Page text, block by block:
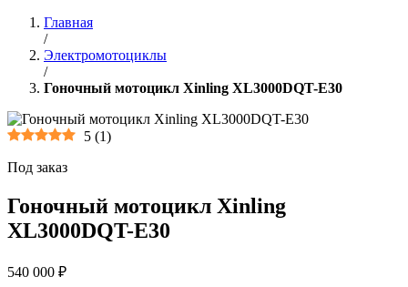
Главная
/
Электромотоциклы
/
Гоночный мотоцикл Xinling XL3000DQT-E30
5 (1)
Под заказ
Гоночный мотоцикл Xinling
XL3000DQT-E30
540 000 ₽